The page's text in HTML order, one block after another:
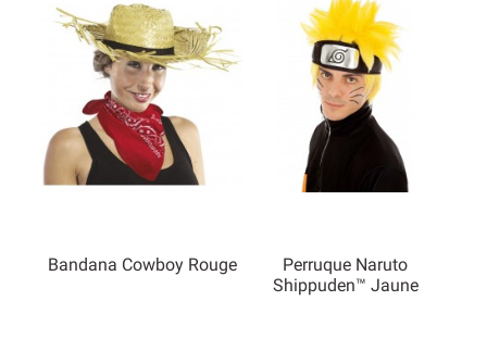
Bandana Cowboy Rouge
Perruque Naruto
Shippuden™ Jaune